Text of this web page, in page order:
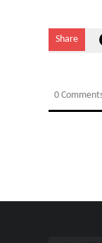
Share
0